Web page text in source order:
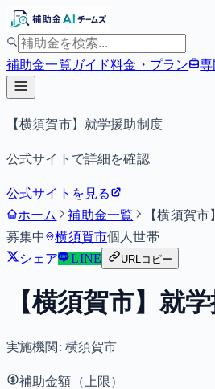
補助金一覧ガイド料金・プラン
【横須賀市】就学援助制度
公式サイトで詳細を確認
公式サイトを見る
ホーム
補助金一覧
【横須賀
募集中
横須賀市個人世帯
シェア
LINE URLコピー
【横須賀市】就
実施機関: 横須賀市
補助金額（上限）